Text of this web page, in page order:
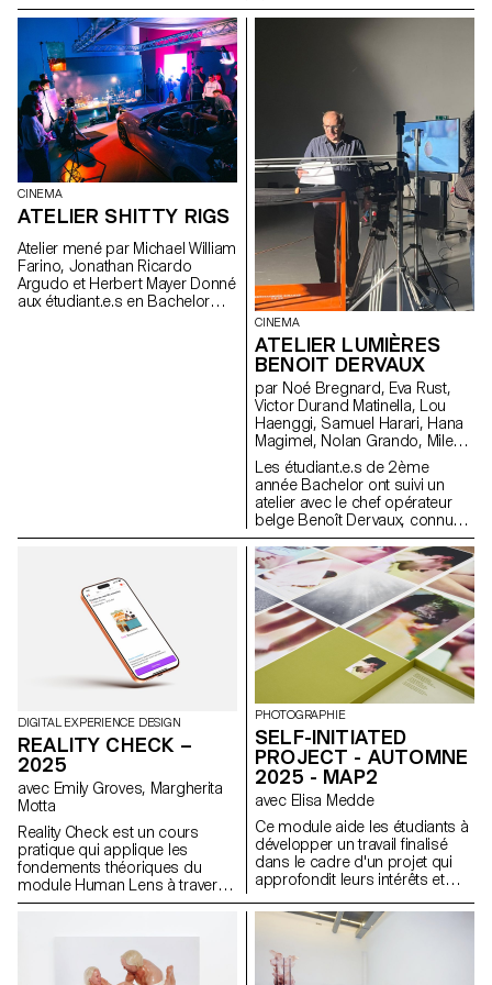
uniquement sur les grandes
muséales, soit l’une des plus
fortes densités au monde.
CINEMA
ATELIER SHITTY RIGS
Atelier mené par Michael William
Farino, Jonathan Ricardo
Argudo et Herbert Mayer Donné
aux étudiant.e.s en Bachelor
CINEMA
ATELIER LUMIÈRES
BENOIT DERVAUX
par Noé Bregnard, Eva Rust,
Victor Durand Matinella, Lou
Haenggi, Samuel Harari, Hana
Magimel, Nolan Grando, Mileny
Viera de Andrade, Zélia Zanone
Les étudiant.e.s de 2ème
année Bachelor ont suivi un
atelier avec le chef opérateur
belge Benoît Dervaux, connu
pour son travail sur les films
des frères Dardenne. Il a
notamment signé l'image des
films suisses Laissez-moi de
Maxime Rappaz (2023) et À
bras-le-corps de Marie-Elsa
Sgualdo (2025).
DIGITAL EXPERIENCE DESIGN
REALITY CHECK –
2025
avec Emily Groves, Margherita
Motta
Reality Check est un cours
pratique qui applique les
fondements théoriques du
module Human Lens à travers
une recherche qualitative
enseignements en
propositions de design
PHOTOGRAPHIE
SELF-INITIATED
PROJECT - AUTOMNE
2025 - MAP2
avec Elisa Medde
Ce module aide les étudiants à
développer un travail finalisé
dans le cadre d'un projet qui
approfondit leurs intérêts et
donne l'opportunité de prendre
certaines des idées, des
compétences et des thèmes
explorés au cours du premier